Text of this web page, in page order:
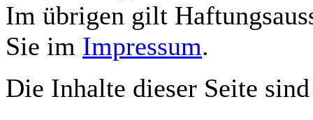
Im übrigen gilt
Sie im Impressum.
Die Inhalte dieser Seite